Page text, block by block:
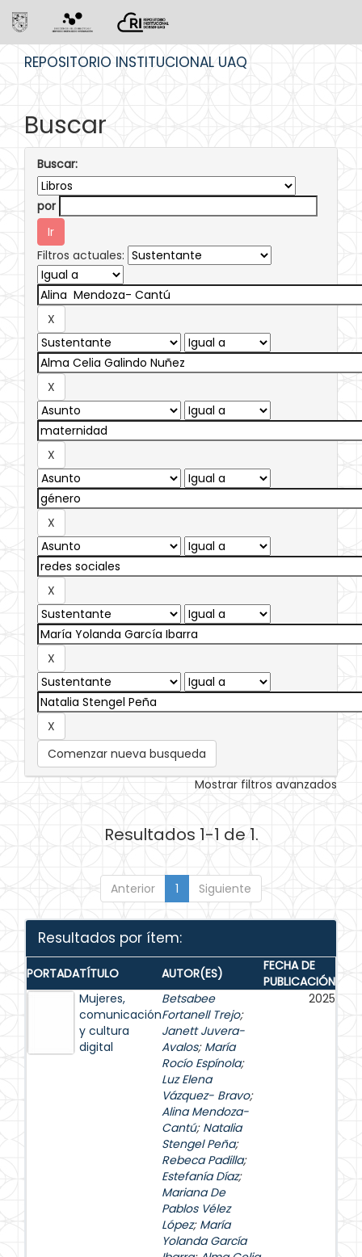
REPOSITORIO INSTITUCIONAL UAQ
Buscar
Buscar:
por
Filtros actuales:
Comenzar nueva busqueda
Mostrar filtros avanzados
Resultados 1-1 de 1.
Anterior 1 Siguiente
Resultados por ítem:
PORTADATÍTULO AUTOR(ES)
FECHA DE
PUBLICACIÓN
Mujeres,
comunicación
y cultura
digital
Betsabee
Fortanell Trejo;
Janett Juvera-
Avalos; María
Rocío Espínola;
Luz Elena
Vázquez- Bravo;
Alina Mendoza-
Cantú; Natalia
Stengel Peña;
Rebeca Padilla;
Estefanía Díaz;
Mariana De
Pablos Vélez
López; María
Yolanda García
2025